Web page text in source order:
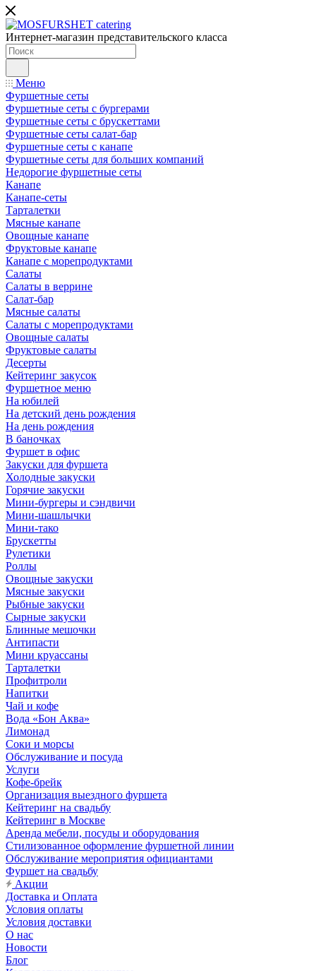
Интернет-магазин представительского класса
Меню
Фуршетные сеты
Фуршетные сеты с бургерами
Фуршетные сеты с брускеттами
Фуршетные сеты салат-бар
Фуршетные сеты с канапе
Фуршетные сеты для больших компаний
Недорогие фуршетные сеты
Канапе
Канапе-сеты
Тарталетки
Мясные канапе
Овощные канапе
Фруктовые канапе
Канапе с морепродуктами
Салаты
Салаты в веррине
Салат-бар
Мясные салаты
Салаты с морепродуктами
Овощные салаты
Фруктовые салаты
Десерты
Кейтеринг закусок
Фуршетное меню
На юбилей
На детский день рождения
На день рождения
В баночках
Фуршет в офис
Закуски для фуршета
Холодные закуски
Горячие закуски
Мини-бургеры и сэндвичи
Мини-шашлычки
Мини-тако
Брускетты
Рулетики
Роллы
Овощные закуски
Мясные закуски
Рыбные закуски
Сырные закуски
Блинные мешочки
Антипасти
Мини круассаны
Тарталетки
Профитроли
Напитки
Чай и кофе
Вода «Бон Аква»
Лимонад
Соки и морсы
Обслуживание и посуда
Услуги
Кофе-брейк
Организация выездного фуршета
Кейтеринг на свадьбу
Кейтеринг в Москве
Аренда мебели, посуды и оборудования
Стилизованное оформление фуршетной линии
Обслуживание мероприятия официантами
Фуршет на свадьбу
Акции
Доставка и Оплата
Условия оплаты
Условия доставки
О нас
Новости
Блог